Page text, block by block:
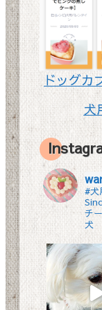
ドッグカ
犬
#犬
チ
犬